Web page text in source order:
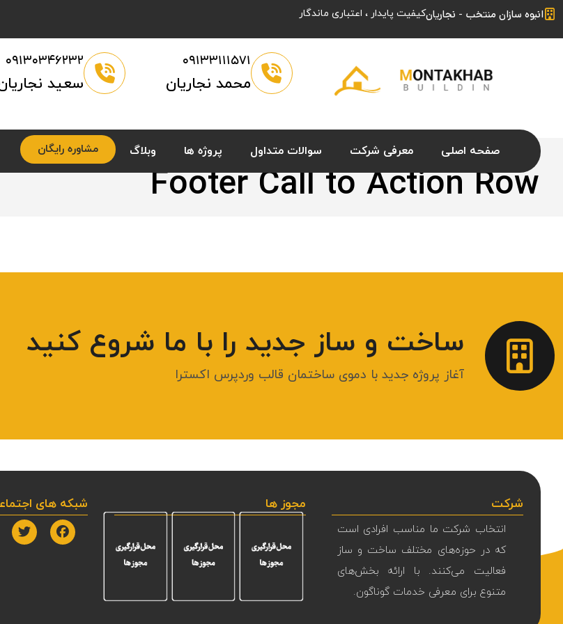
انبوه سازان منتخب - نجاریانکیفیت پایدار ، اعتباری ماندگار
۰۹۱۳۳۱۱۱۵۷۱
محمد نجاریان
۰۹۱۳۰۳۴۶۲۳۲
سعید
صفحه اصلی معرفی شرکت سوالات متداول پروژه ها وبلاگ مشاوره رایگان
Footer Call to Action Row
ساخت و ساز جدید را با ما شروع کنید
آغاز پروژه جدید با دموی ساختمان قالب وردپرس اکسترا
شرکت
انتخاب شرکت ما مناسب افرادی است
که در حوزه‌های مختلف ساخت و ساز
فعالیت می‌کنند. با ارائه بخش‌های
متنوع برای معرفی خدمات گوناگون.
مجوز ها شبکه های